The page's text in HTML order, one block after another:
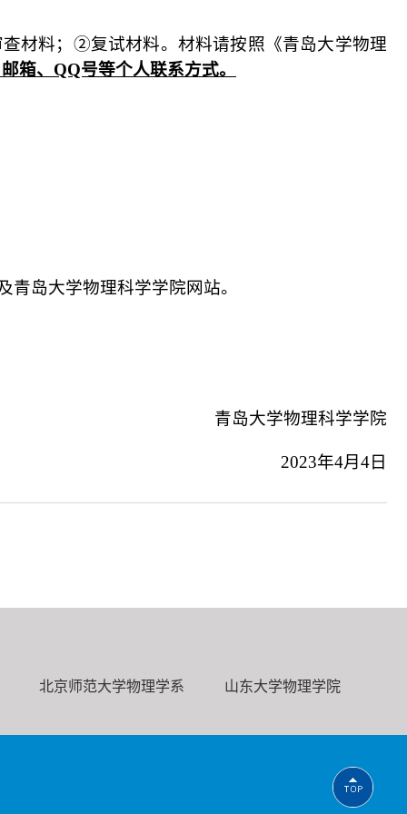
材料；②复试材料。材料请按照《青岛大学物理
箱、 QQ号等个人联系方式。
青岛大学物理科学学院网站。
青岛大学物理科学学院
2023年4月 4日
北京师范大学物理学系 山东大学物理学院